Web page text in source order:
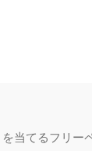
当てるフリー